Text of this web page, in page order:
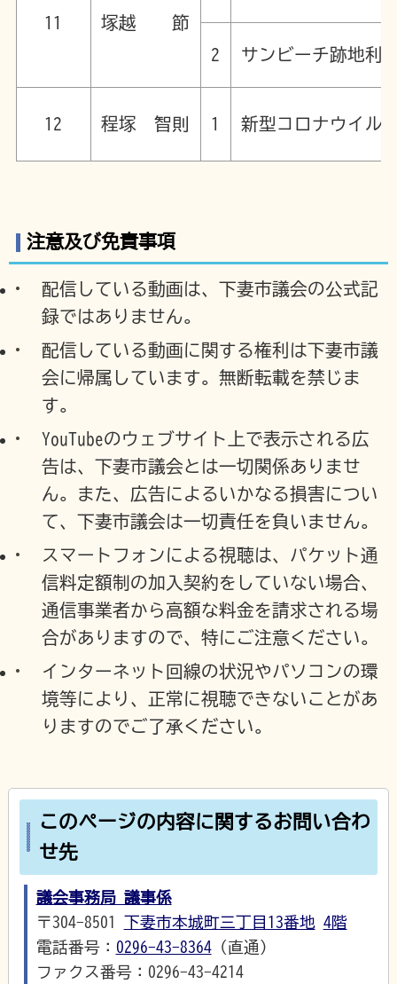
11 塚越 節
2 サンビーチ跡地利
12 程塚 智則 1 新型コロナウイル
注意及び免責事項
配信している動画は、下妻市議会の公式記
録ではありません。
配信している動画に関する権利は下妻市議
会に帰属しています。無断転載を禁じま
す。
YouTubeのウェブサイト上で表示される広
告は、下妻市議会とは一切関係ありませ
ん。また、広告によるいかなる損害につい
て、下妻市議会は一切責任を負いません。
スマートフォンによる視聴は、パケット通
信料定額制の加入契約をしていない場合、
通信事業者から高額な料金を請求される場
合がありますので、特にご注意ください。
インターネット回線の状況やパソコンの環
境等により、正常に視聴できないことがあ
りますのでご了承ください。
このページの内容に関するお問い合わ
せ先
議会事務局 議事係
〒304-8501 下妻市本城町三丁目13番地 4階
電話番号： 0296-43-8364（直通）
ファクス番号：0296-43-4214